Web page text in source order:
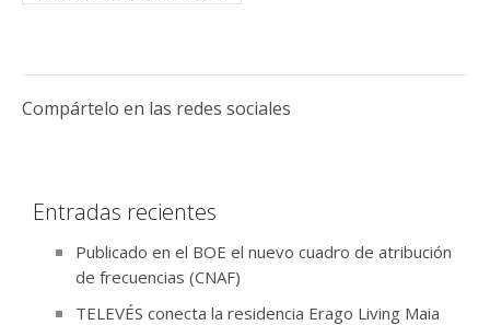
Compártelo en las redes sociales
Entradas recientes
Publicado en el BOE el nuevo cuadro de atribución
de frecuencias (CNAF)
TELEVÉS conecta la residencia Erago Living Maia